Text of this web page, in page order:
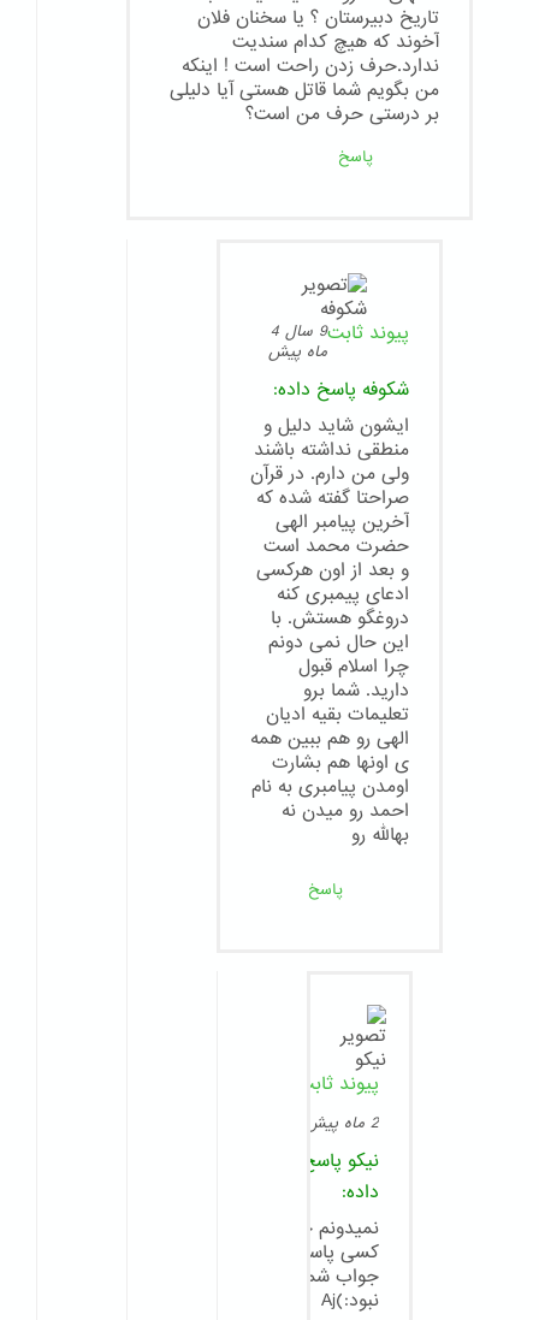
تاریخ دبیرستان ؟ یا سخنان فلان
آخوند که هیچ کدام سندیت
ندارد.حرف زدن راحت است ! اینکه
من بگویم شما قاتل هستی آیا دلیلی
بر درستی حرف من است؟
پاسخ
پیوند ثابت
9 سال 4
ماه پیش
شکوفه پاسخ داده:
ایشون شاید دلیل و
منطقی نداشته باشند
ولی من دارم. در قرآن
صراحتا گفته شده که
آخرین پیامبر الهی
حضرت محمد است
و بعد از اون هرکسی
ادعای پیمبری کنه
دروغگو هستش. با
این حال نمی دونم
چرا اسلام قبول
دارید. شما برو
تعلیمات بقیه ادیان
الهی رو هم ببین همه
ی اونها هم بشارت
اومدن پیامبری به نام
احمد رو میدن نه
بهالله رو
پاسخ
پیوند ثابت
2 ماه پیش
نیکو پاسخ
داده:
نمیدونم چرا
کسی پاسخگوی
جواب شما
نبود:)Aj